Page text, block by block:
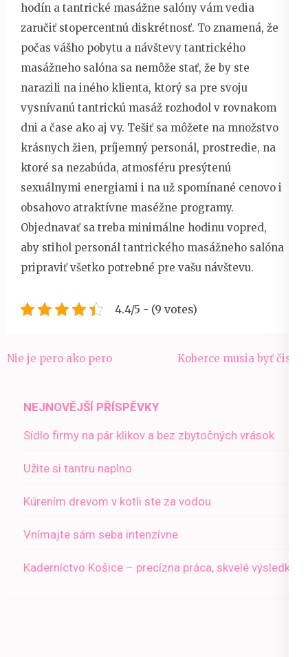
hodín a tantrické masážne salóny vám vedia
zaručiť stopercentnú diskrétnosť. To znamená, že
počas vášho pobytu a návštevy tantrického
masážneho salóna sa nemôže stať, že by ste
narazili na iného klienta, ktorý sa pre svoju
vysnívanú tantrickú masáž rozhodol v rovnakom
dni a čase ako aj vy. Tešiť sa môžete na množstvo
krásnych žien, príjemný personál, prostredie, na
ktoré sa nezabúda, atmosféru presýtenú
sexuálnymi energiami i na už spomínané cenovo i
obsahovo atraktívne maséžne programy.
Objednavať sa treba minimálne hodinu vopred,
aby stihol personál tantrického masážneho salóna
pripraviť všetko potrebné pre vašu návštevu.
4.4/5 - (9 votes)
Navigace
příspěvek
Nie je pero ako pero Koberce musia byť čisté
NEJNOVĚJŠÍ PŘÍSPĚVKY
Sídlo firmy na pár klikov a bez zbytočných vrások
Užite si tantru naplno
Kúrením drevom v kotli ste za vodou
Vnímajte sám seba intenzívne
Kaderníctvo Košice – precízna práca, skvelé výsledky